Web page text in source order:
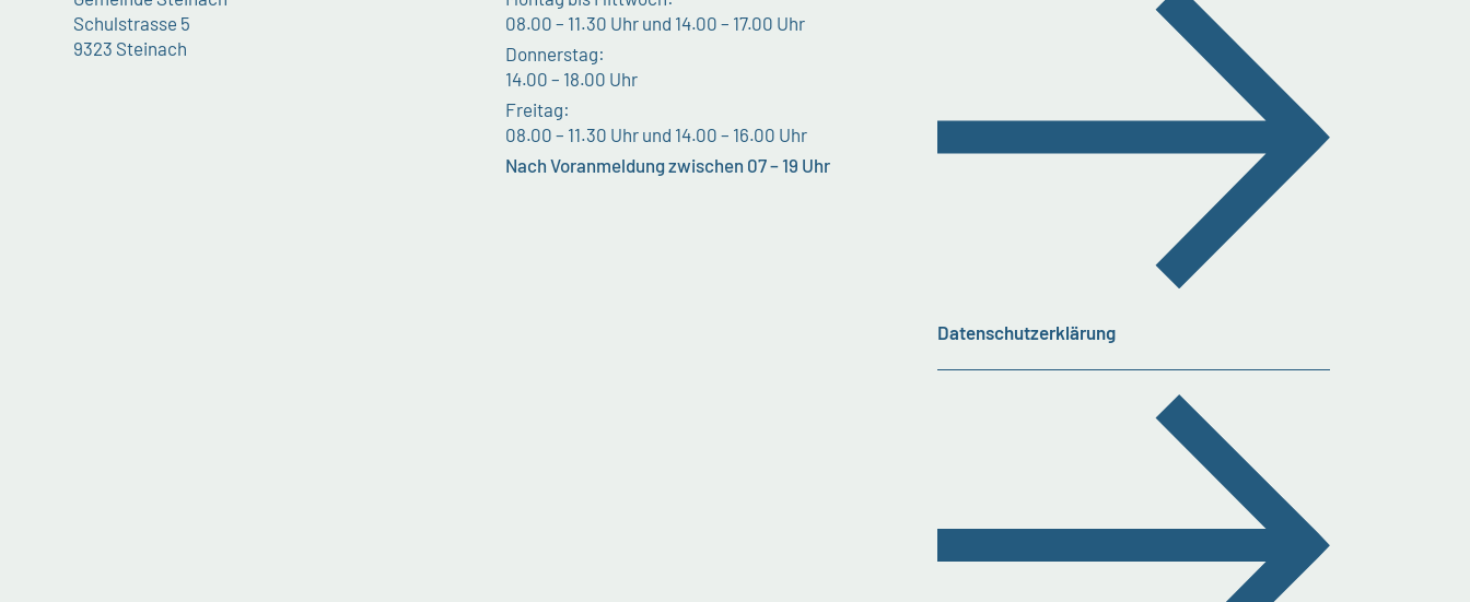
Schulstrasse 5
9323 Steinach
08.00 – 11.30 Uhr und 14.00 – 17.00 Uhr
Donnerstag:
14.00 – 18.00 Uhr
Freitag:
08.00 – 11.30 Uhr und 14.00 – 16.00 Uhr
Nach Voranmeldung zwischen 07 – 19 Uhr
Datenschutzerklärung